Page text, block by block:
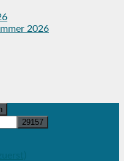
2026